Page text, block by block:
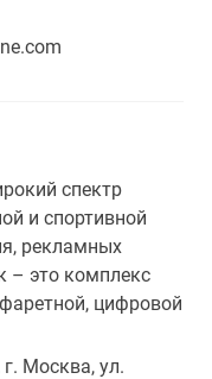
спектр
и спортивной
рекламных
– это комплекс
цифровой
г. Москва, ул.